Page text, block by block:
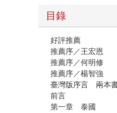
目錄
好評推薦
推薦序／王宏恩
推薦序／何明修
推薦序／楊智強
臺灣版序言 兩本
前言
第一章 泰國